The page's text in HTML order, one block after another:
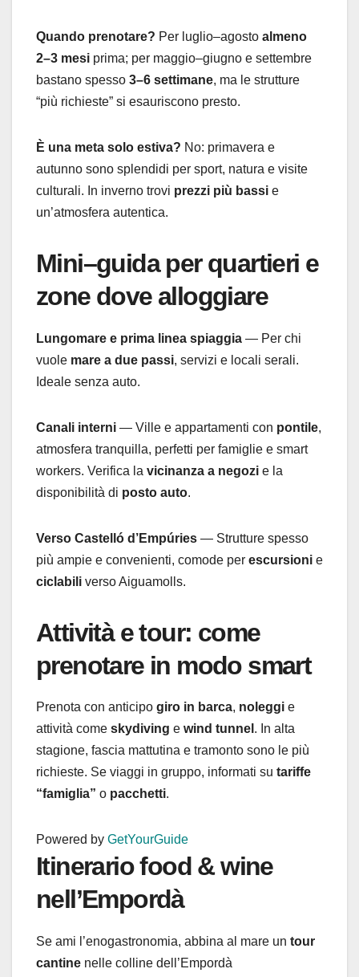
Quando prenotare? Per luglio–agosto almeno
2–3 mesi prima; per maggio–giugno e settembre
bastano spesso 3–6 settimane, ma le strutture
“più richieste” si esauriscono presto.
È una meta solo estiva? No: primavera e
autunno sono splendidi per sport, natura e visite
culturali. In inverno trovi prezzi più bassi e
un’atmosfera autentica.
Mini–guida per quartieri e
zone dove alloggiare
Lungomare e prima linea spiaggia — Per chi
vuole mare a due passi, servizi e locali serali.
Ideale senza auto.
Canali interni — Ville e appartamenti con pontile,
atmosfera tranquilla, perfetti per famiglie e smart
workers. Verifica la vicinanza a negozi e la
disponibilità di posto auto.
Verso Castelló d’Empúries — Strutture spesso
più ampie e convenienti, comode per escursioni e
ciclabili verso Aiguamolls.
Attività e tour: come
prenotare in modo smart
Prenota con anticipo giro in barca, noleggi e
attività come skydiving e wind tunnel . In alta
stagione, fascia mattutina e tramonto sono le più
richieste. Se viaggi in gruppo, informati su tariffe
“famiglia” o pacchetti.
Powered by GetYourGuide
Itinerario food & wine
nell’Empordà
Se ami l’enogastronomia, abbina al mare un tour
cantine nelle colline dell’Empordà